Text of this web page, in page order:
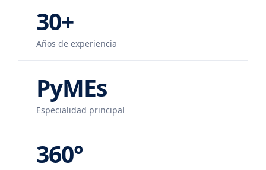
30+
Años de experiencia
PyMEs
Especialidad principal
360°